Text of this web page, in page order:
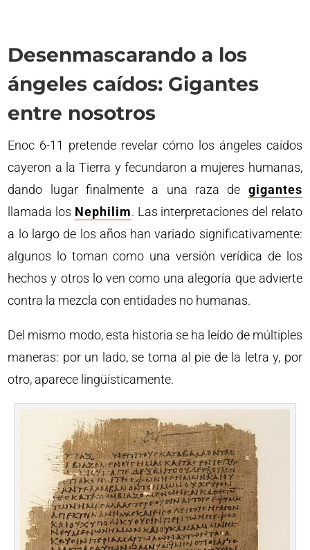
Desenmascarando a los
ángeles caídos: Gigantes
entre nosotros
Enoc 6-11 pretende revelar cómo los ángeles caídos
cayeron a la Tierra y fecundaron a mujeres humanas,
dando lugar finalmente a una raza de gigantes
llamada los Nephilim. Las interpretaciones del relato
a lo largo de los años han variado significativamente:
algunos lo toman como una versión verídica de los
hechos y otros lo ven como una alegoría que advierte
contra la mezcla con entidades no humanas.
Del mismo modo, esta historia se ha leído de múltiples
maneras: por un lado, se toma al pie de la letra y, por
otro, aparece lingüísticamente.